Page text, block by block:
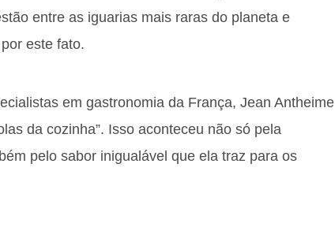
entre as iguarias mais raras do planeta e
este fato.
em gastronomia da França, Jean Antheime
da cozinha”. Isso aconteceu não só pela
pelo sabor inigualável que ela traz para os